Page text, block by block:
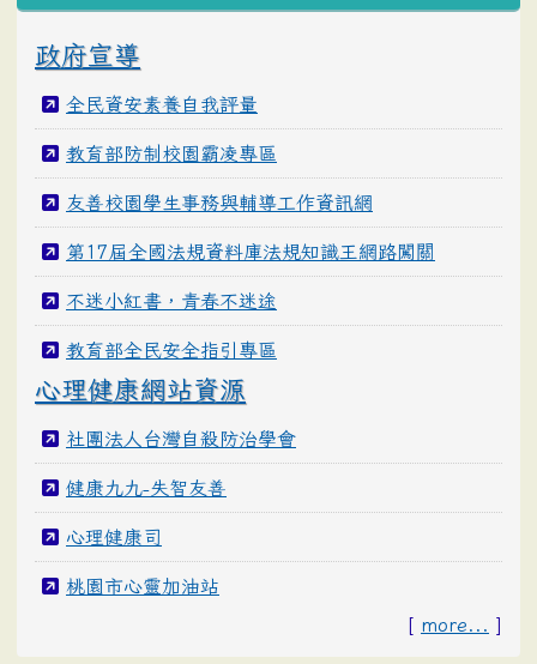
政府宣導
全民資安素養自我評量
教育部防制校園霸凌專區
友善校園學生事務與輔導工作資訊網
第17屆全國法規資料庫法規知識王網路闖關
不迷小紅書，青春不迷途
教育部全民安全指引專區
心理健康網站資源
社團法人台灣自殺防治學會
健康九九-失智友善
心理健康司
桃園市心靈加油站
[ more... ]